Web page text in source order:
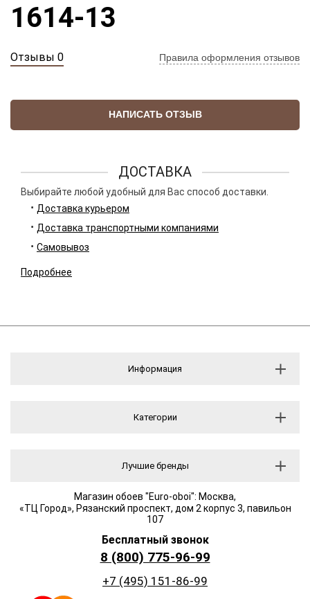
1614-13
Отзывы 0 Правила оформления отзывов
НАПИСАТЬ ОТЗЫВ
ДОСТАВКА
Выбирайте любой удобный для Вас способ доставки.
Доставка курьером
Доставка транспортными компаниями
Самовывоз
Подробнее
Информация
Категории
Лучшие бренды
Магазин обоев "Euro-oboi": Москва,
«ТЦ Город», Рязанский проспект, дом 2 корпус 3, павильон
107
Бесплатный звонок
8 (800) 775-96-99
+7 (495) 151-86-99